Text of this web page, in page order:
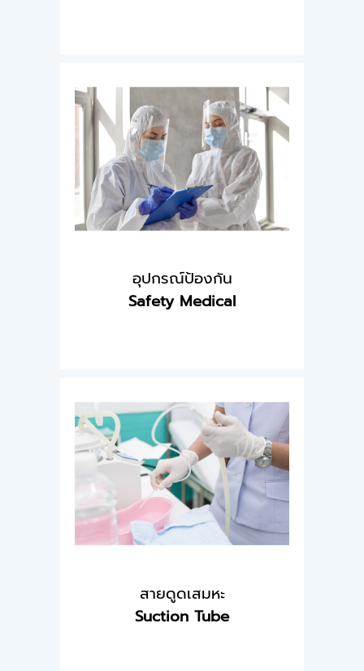
อุปกรณ์ป้องกัน
Safety Medical
สายดูดเสมหะ
Suction Tube